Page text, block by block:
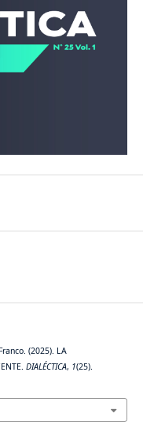
(2025). LA
DIALÉCTICA, 1(25).